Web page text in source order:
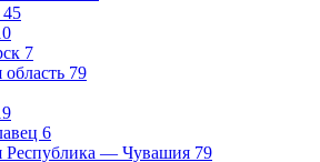
45
7
79
6
Республика — Чувашия 79